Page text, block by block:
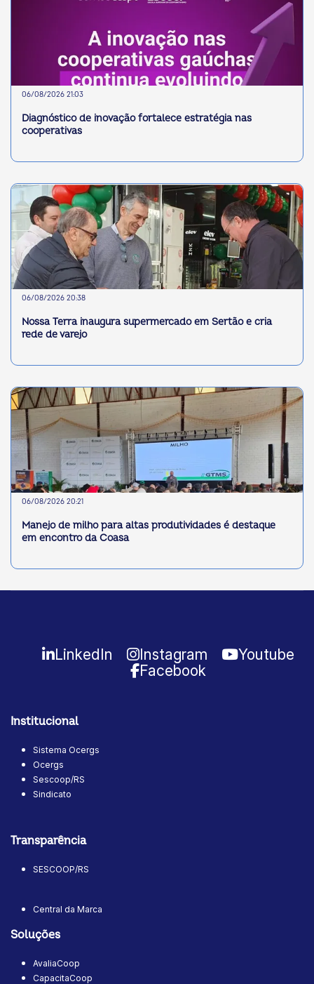
06/08/2026 21:03
Diagnóstico de inovação fortalece estratégia nas
cooperativas
06/08/2026 20:38
Nossa Terra inaugura supermercado em Sertão e cria
rede de varejo
06/08/2026 20:21
Manejo de milho para altas produtividades é destaque
em encontro da Coasa
LinkedIn Instagram
Youtube
Facebook
Institucional
Sistema Ocergs
Ocergs
Sescoop/RS
Sindicato
Transparência
SESCOOP/RS
Central da Marca
Soluções
AvaliaCoop
CapacitaCoop